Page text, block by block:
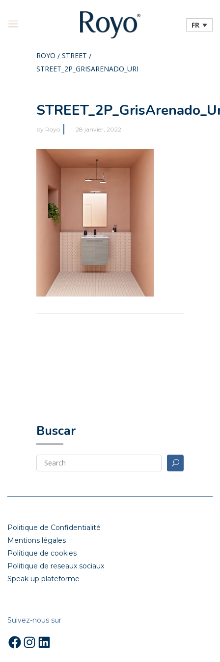
FR
ROYO / STREET /
STREET_2P_GRISARENADO_URI
by Royo 28 janvier, 2022
Buscar
Politique de Confidentialité
Mentions légales
Politique de cookies
Politique de reseaux sociaux
Speak up plateforme
Suivez-nous sur
Facebook
Instagram
LinkedIn